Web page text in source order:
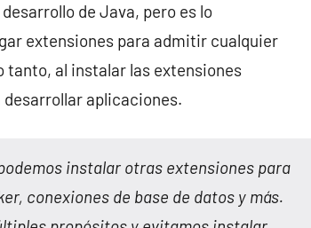
de Java, pero es lo
extensiones para admitir cualquier
tanto, al instalar las extensiones
aplicaciones.
instalar otras extensiones para
conexiones de base de datos y más.